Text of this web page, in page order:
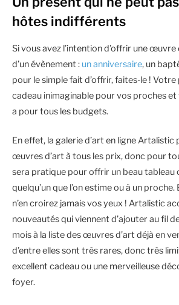
hôtes indifférents
Si vous avez l’intention d’offrir une œuvre
d’un évènement : un anniversaire, un
pour le simple fait d’offrir, faites-le !
cadeau inimaginable pour vos proches et
a pour tous les budgets.
En effet, la galerie d’art en ligne Artalistic
œuvres d’art à tous les prix, donc pour
sera pratique pour offrir un beau tableau
quelqu’un que l’on estime ou à un proche.
n’en croirez jamais vos yeux ! Artalistic
nouveautés qui viennent d’ajouter au fil
mois à la liste des œuvres d’art déjà en
d’entre elles sont très rares, donc très
excellent cadeau ou une merveilleuse
foyer.